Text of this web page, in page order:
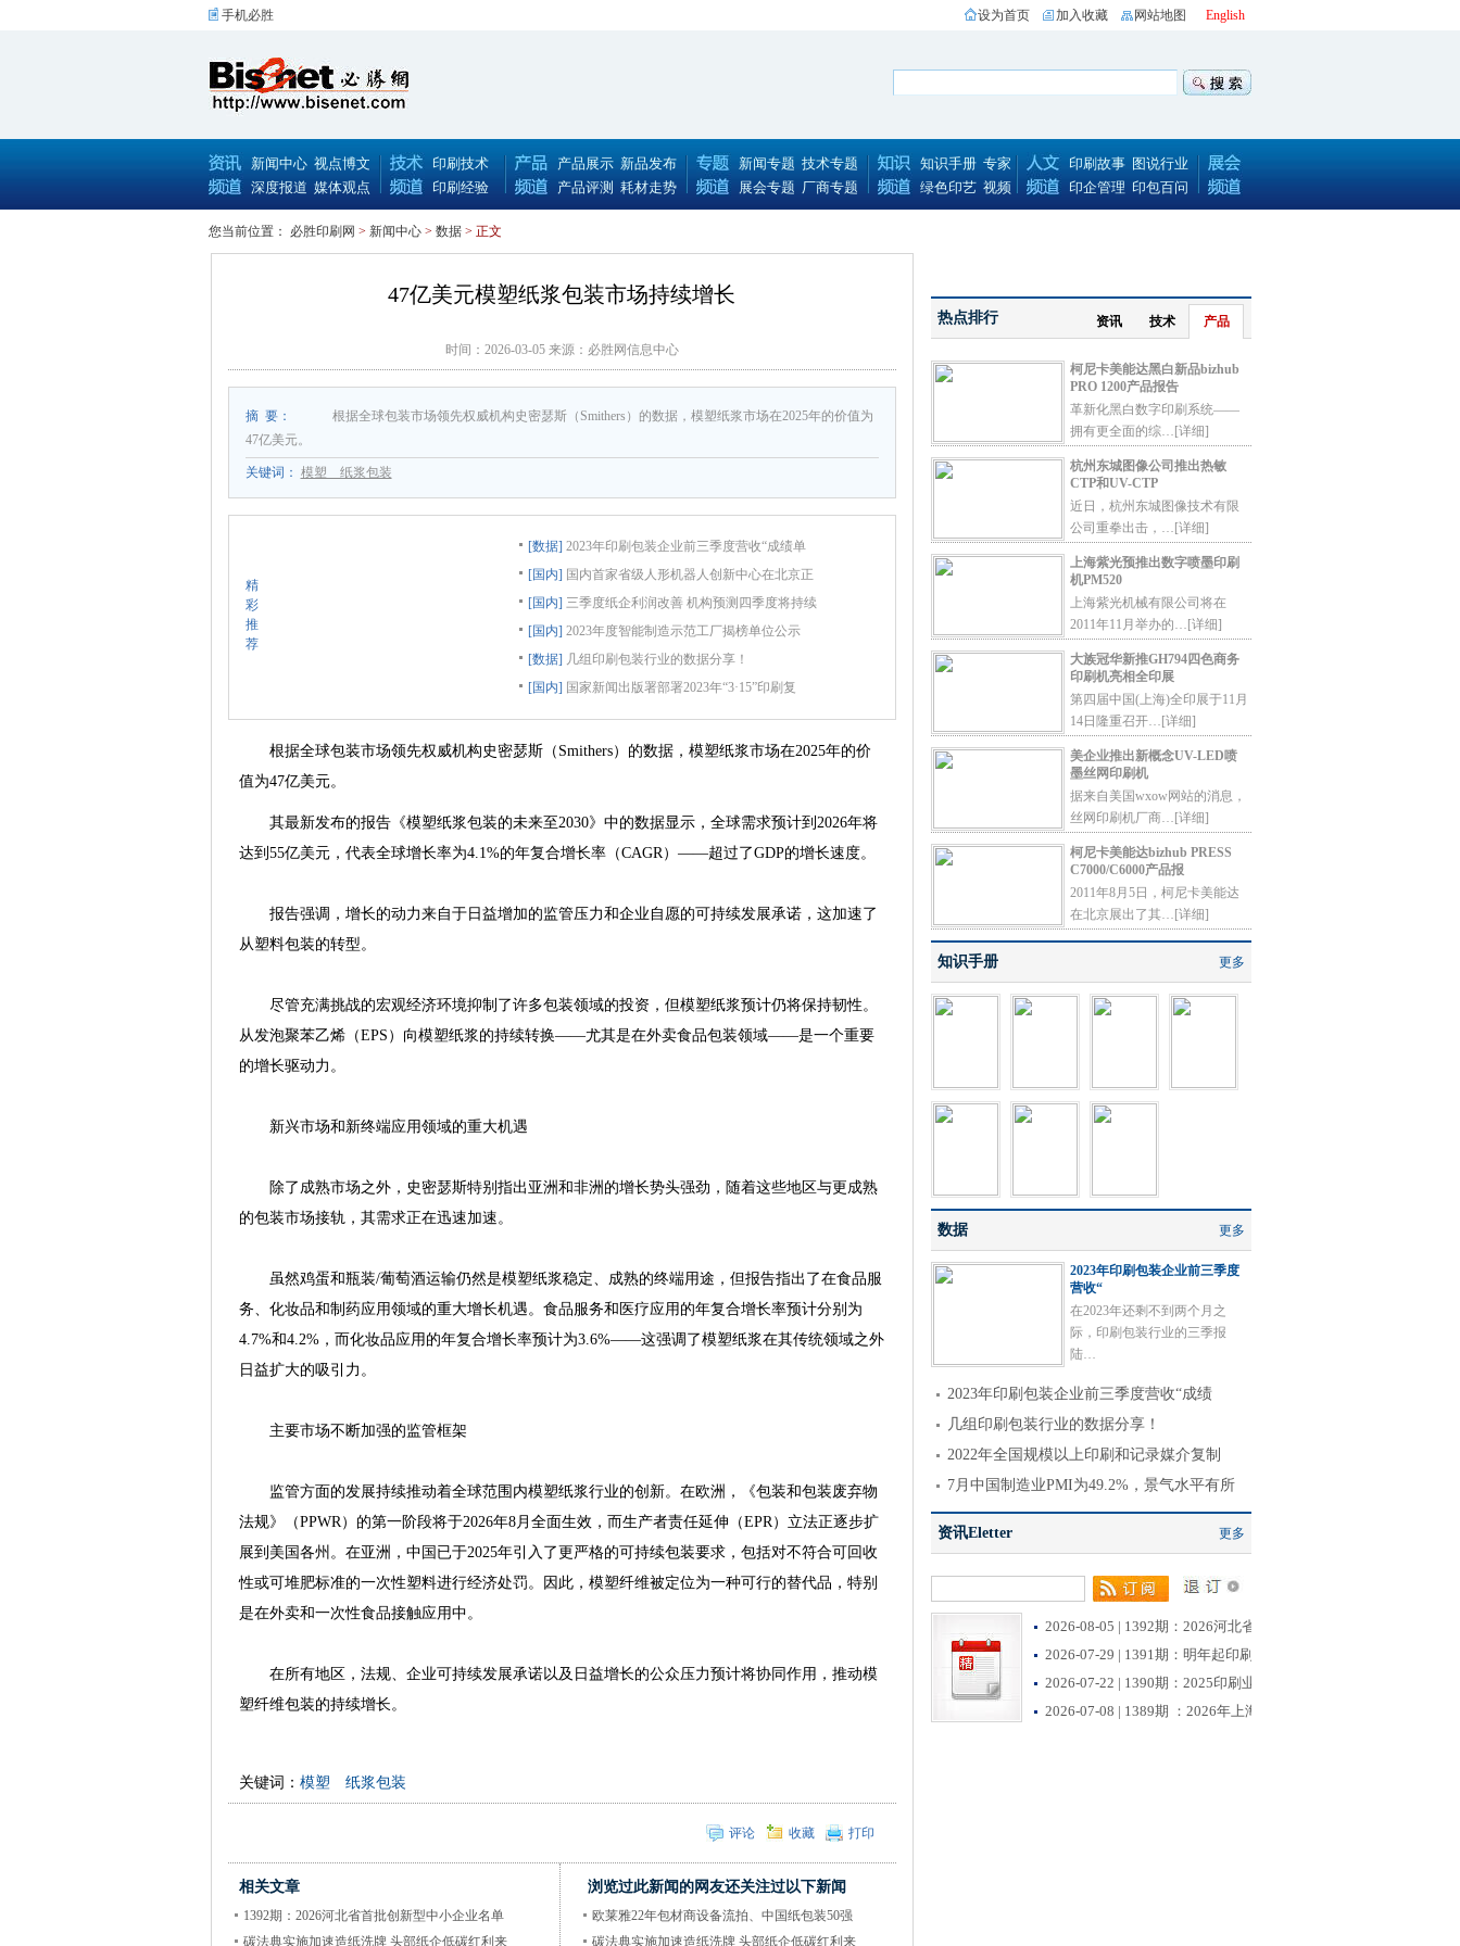
手机必胜 English
网站地图
加入收藏
设为首页
新闻中心 视点博文
深度报道 媒体观点
印刷技术
印刷经验
产品展示 新品发布
产品评测 耗材走势
新闻专题 技术专题
展会专题 厂商专题
知识手册 专家
绿色印艺 视频
印刷故事 图说行业
印企管理 印包百问
您当前位置： 必胜印刷网 > 新闻中心 > 数据 > 正文
47亿美元模塑纸浆包装市场持续增长
时间：2026-03-05 来源：必胜网信息中心
摘 要：
根据全球包装市场领先权威机构史密瑟斯（Smithers）的数据，模塑纸浆市场在2025年的价值为
47亿美元。
关键词： 模塑 纸浆包装
精
彩
推
荐
[数据] 2023年印刷包装企业前三季度营收“成绩单
[国内] 国内首家省级人形机器人创新中心在北京正
[国内] 三季度纸企利润改善 机构预测四季度将持续
[国内] 2023年度智能制造示范工厂揭榜单位公示
[数据] 几组印刷包装行业的数据分享！
[国内] 国家新闻出版署部署2023年“3·15”印刷复
根据全球包装市场领先权威机构史密瑟斯（Smithers）的数据，模塑纸浆市场在2025年的价
值为47亿美元。
其最新发布的报告《模塑纸浆包装的未来至2030》中的数据显示，全球需求预计到2026年将
达到55亿美元，代表全球增长率为4.1%的年复合增长率（CAGR）——超过了GDP的增长速度。
报告强调，增长的动力来自于日益增加的监管压力和企业自愿的可持续发展承诺，这加速了
从塑料包装的转型。
尽管充满挑战的宏观经济环境抑制了许多包装领域的投资，但模塑纸浆预计仍将保持韧性。
从发泡聚苯乙烯（EPS）向模塑纸浆的持续转换——尤其是在外卖食品包装领域——是一个重要
的增长驱动力。
新兴市场和新终端应用领域的重大机遇
除了成熟市场之外，史密瑟斯特别指出亚洲和非洲的增长势头强劲，随着这些地区与更成熟
的包装市场接轨，其需求正在迅速加速。
虽然鸡蛋和瓶装/葡萄酒运输仍然是模塑纸浆稳定、成熟的终端用途，但报告指出了在食品服
务、化妆品和制药应用领域的重大增长机遇。食品服务和医疗应用的年复合增长率预计分别为
4.7%和4.2%，而化妆品应用的年复合增长率预计为3.6%——这强调了模塑纸浆在其传统领域之外
日益扩大的吸引力。
主要市场不断加强的监管框架
监管方面的发展持续推动着全球范围内模塑纸浆行业的创新。在欧洲，《包装和包装废弃物
法规》（PPWR）的第一阶段将于2026年8月全面生效，而生产者责任延伸（EPR）立法正逐步扩
展到美国各州。在亚洲，中国已于2025年引入了更严格的可持续包装要求，包括对不符合可回收
性或可堆肥标准的一次性塑料进行经济处罚。因此，模塑纤维被定位为一种可行的替代品，特别
是在外卖和一次性食品接触应用中。
在所有地区，法规、企业可持续发展承诺以及日益增长的公众压力预计将协同作用，推动模
塑纤维包装的持续增长。
关键词： 模塑 纸浆包装
评论 收藏 打印
相关文章
1392期：2026河北省首批创新型中小企业名单
碳法典实施加速造纸洗牌 头部纸企低碳红利来
浏览过此新闻的网友还关注过以下新闻
欧莱雅22年包材商设备流拍、中国纸包装50强
碳法典实施加速造纸洗牌 头部纸企低碳红利来
资讯 技术 产品
热点排行
柯尼卡美能达黑白新品bizhub
PRO 1200产品报告
革新化黑白数字印刷系统——
拥有更全面的综… [详细]
杭州东城图像公司推出热敏
CTP和UV-CTP
近日，杭州东城图像技术有限
公司重拳出击，… [详细]
上海紫光预推出数字喷墨印刷
机PM520
上海紫光机械有限公司将在
2011年11月举办的… [详细]
大族冠华新推GH794四色商务
印刷机亮相全印展
第四届中国(上海)全印展于11月
14日隆重召开… [详细]
美企业推出新概念UV-LED喷
墨丝网印刷机
据来自美国wxow网站的消息，
丝网印刷机厂商… [详细]
柯尼卡美能达bizhub PRESS
C7000/C6000产品报
2011年8月5日，柯尼卡美能达
在北京展出了其… [详细]
更多
知识手册
更多
数据
2023年印刷包装企业前三季度
营收“
在2023年还剩不到两个月之
际，印刷包装行业的三季报
陆…
2023年印刷包装企业前三季度营收“成绩
几组印刷包装行业的数据分享！
2022年全国规模以上印刷和记录媒介复制
7月中国制造业PMI为49.2%，景气水平有所
更多
资讯Eletter
2026-08-05 | 1392期：2026河北省首批创新型中小企业
2026-07-29 | 1391期：明年起印刷业开征挥发性有机物
2026-07-22 | 1390期：2025印刷业薪酬调查数据出炉！
2026-07-08 | 1389期 ：2026年上海市生态环境监督执法